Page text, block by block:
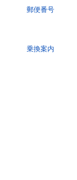
郵便番号
乗換案内